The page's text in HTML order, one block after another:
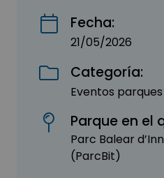
Fecha:
21/05/2026
Categoría:
Eventos parques
Parque en el
Parc Balear
(ParcBit)